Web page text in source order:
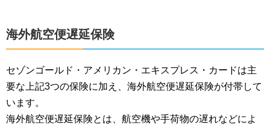
海外航空便遅延保険
セゾンゴールド・アメリカン・エキスプレス・カードは主
要な上記3つの保険に加え、海外航空便遅延保険が付帯して
います。
海外航空便遅延保険とは、航空機や手荷物の遅れなどによ